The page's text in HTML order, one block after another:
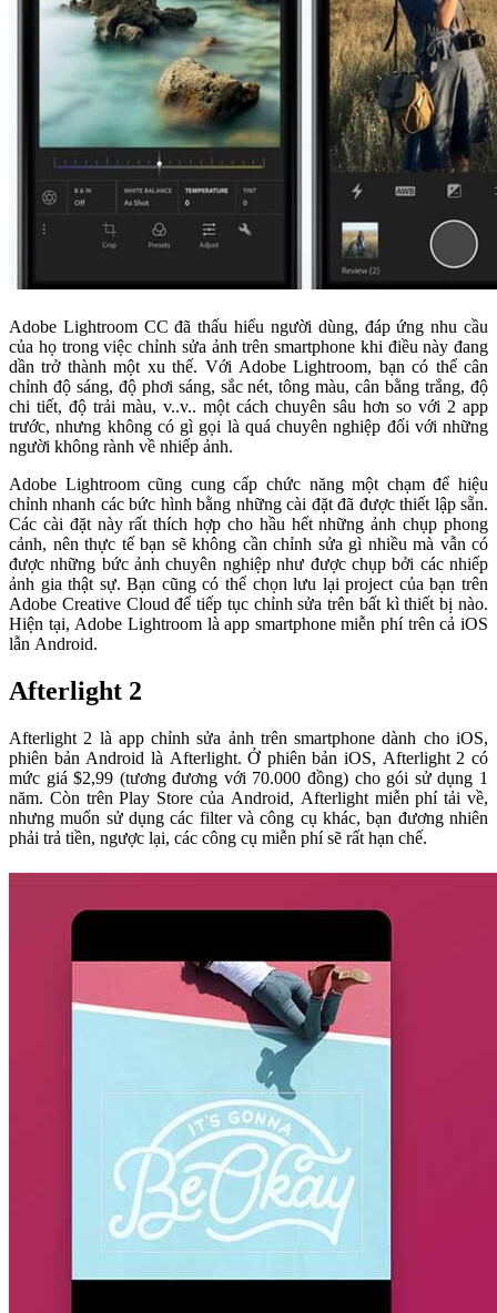
Adobe Lightroom CC đã thấu hiểu người dùng, đáp ứng nhu cầu
của họ trong việc chỉnh sửa ảnh trên smartphone khi điều này đang
dần trở thành một xu thế. Với Adobe Lightroom, bạn có thể cân
chỉnh độ sáng, độ phơi sáng, sắc nét, tông màu, cân bằng trắng, độ
chi tiết, độ trải màu, v..v.. một cách chuyên sâu hơn so với 2 app
trước, nhưng không có gì gọi là quá chuyên nghiệp đối với những
người không rành về nhiếp ảnh.
Adobe Lightroom cũng cung cấp chức năng một chạm để hiệu
chỉnh nhanh các bức hình bằng những cài đặt đã được thiết lập sẵn.
Các cài đặt này rất thích hợp cho hầu hết những ảnh chụp phong
cảnh, nên thực tế bạn sẽ không cần chỉnh sửa gì nhiều mà vẫn có
được những bức ảnh chuyên nghiệp như được chụp bởi các nhiếp
ảnh gia thật sự. Bạn cũng có thể chọn lưu lại project của bạn trên
Adobe Creative Cloud để tiếp tục chỉnh sửa trên bất kì thiết bị nào.
Hiện tại, Adobe Lightroom là app smartphone miễn phí trên cả iOS
lẫn Android.
Afterlight 2
Afterlight 2 là app chỉnh sửa ảnh trên smartphone dành cho iOS,
phiên bản Android là Afterlight. Ở phiên bản iOS, Afterlight 2 có
mức giá $2,99 (tương đương với 70.000 đồng) cho gói sử dụng 1
năm. Còn trên Play Store của Android, Afterlight miễn phí tải về,
nhưng muốn sử dụng các filter và công cụ khác, bạn đương nhiên
phải trả tiền, ngược lại, các công cụ miễn phí sẽ rất hạn chế.